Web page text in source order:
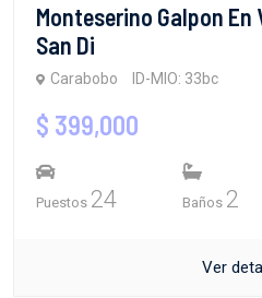
Monteserino Galpon En
San Di
Carabobo ID-MIO: 33bc
$ 399,000
Puestos 24 Baños 2
Ver